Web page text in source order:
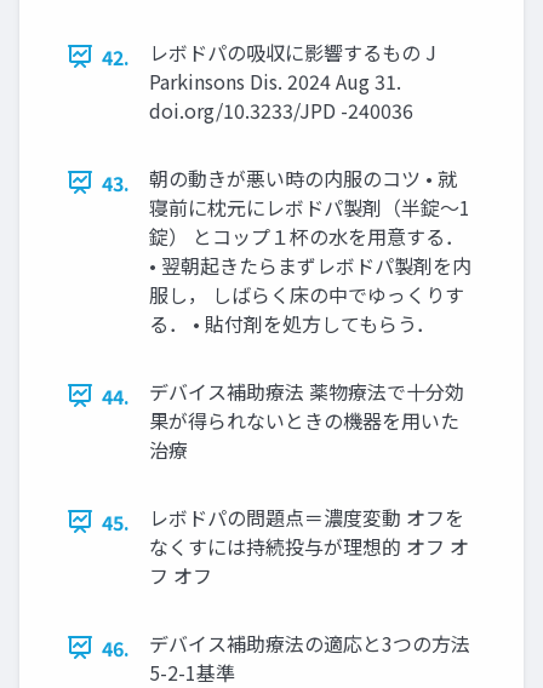
42.
レボドパの吸収に影響するもの J
Parkinsons Dis. 2024 Aug 31.
doi.org/10.3233/JPD -240036
43.
朝の動きが悪い時の内服のコツ • 就
寝前に枕元にレボドパ製剤（半錠～1
錠） とコップ１杯の水を用意する．
• 翌朝起きたらまずレボドパ製剤を内
服し， しばらく床の中でゆっくりす
る． • 貼付剤を処方してもらう．
44.
デバイス補助療法 薬物療法で十分効
果が得られないときの機器を用いた
治療
45.
レボドパの問題点＝濃度変動 オフを
なくすには持続投与が理想的 オフ オ
フ オフ
46.
デバイス補助療法の適応と3つの方法
5-2-1基準